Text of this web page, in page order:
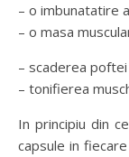
– o imbunatatire
– o masa
– scaderea
– tonifierea
In principiu din
capsule in